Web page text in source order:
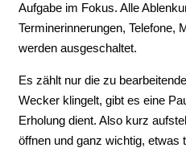
Aufgabe im Fokus. Alle
Terminerinnerungen, Telefone,
werden ausgeschaltet.
Es zählt nur die zu
Wecker klingelt, gibt es eine
Erholung dient. Also kurz
öffnen und ganz wichtig, etwas